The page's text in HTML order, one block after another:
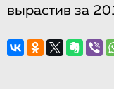
вырастив за